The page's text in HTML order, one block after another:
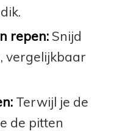
repen:Snijd
vergelijkbaar
Terwijl je de
de pitten